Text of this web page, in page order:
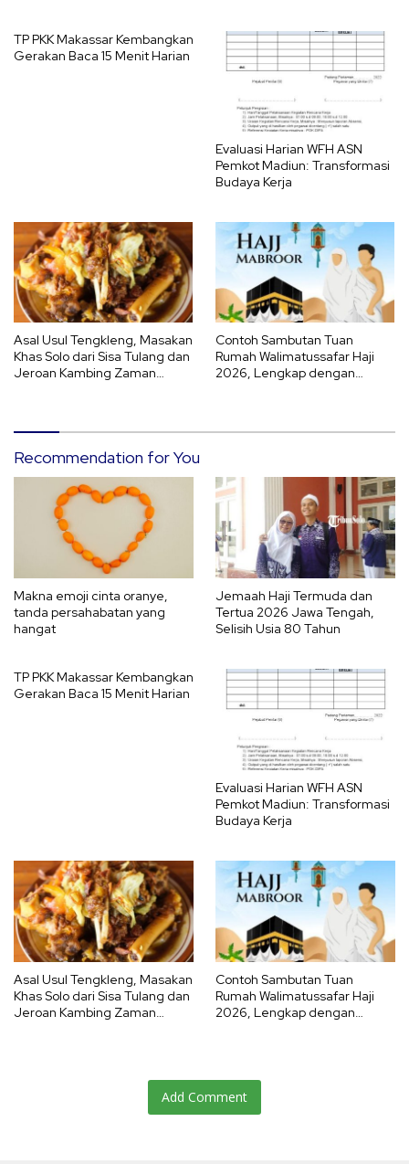
TP PKK Makassar Kembangkan
Gerakan Baca 15 Menit Harian
Evaluasi Harian WFH ASN
Pemkot Madiun: Transformasi
Budaya Kerja
Asal Usul Tengkleng, Masakan
Khas Solo dari Sisa Tulang dan
Jeroan Kambing Zaman
Contoh Sambutan Tuan
Rumah Walimatussafar Haji
2026, Lengkap dengan
Recommendation for You
Makna emoji cinta oranye,
tanda persahabatan yang
hangat
Jemaah Haji Termuda dan
Tertua 2026 Jawa Tengah,
Selisih Usia 80 Tahun
TP PKK Makassar Kembangkan
Gerakan Baca 15 Menit Harian
Evaluasi Harian WFH ASN
Pemkot Madiun: Transformasi
Budaya Kerja
Asal Usul Tengkleng, Masakan
Khas Solo dari Sisa Tulang dan
Jeroan Kambing Zaman
Contoh Sambutan Tuan
Rumah Walimatussafar Haji
2026, Lengkap dengan
Add Comment